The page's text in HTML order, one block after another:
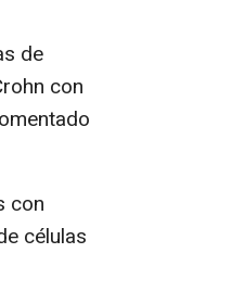
de
con
con
células